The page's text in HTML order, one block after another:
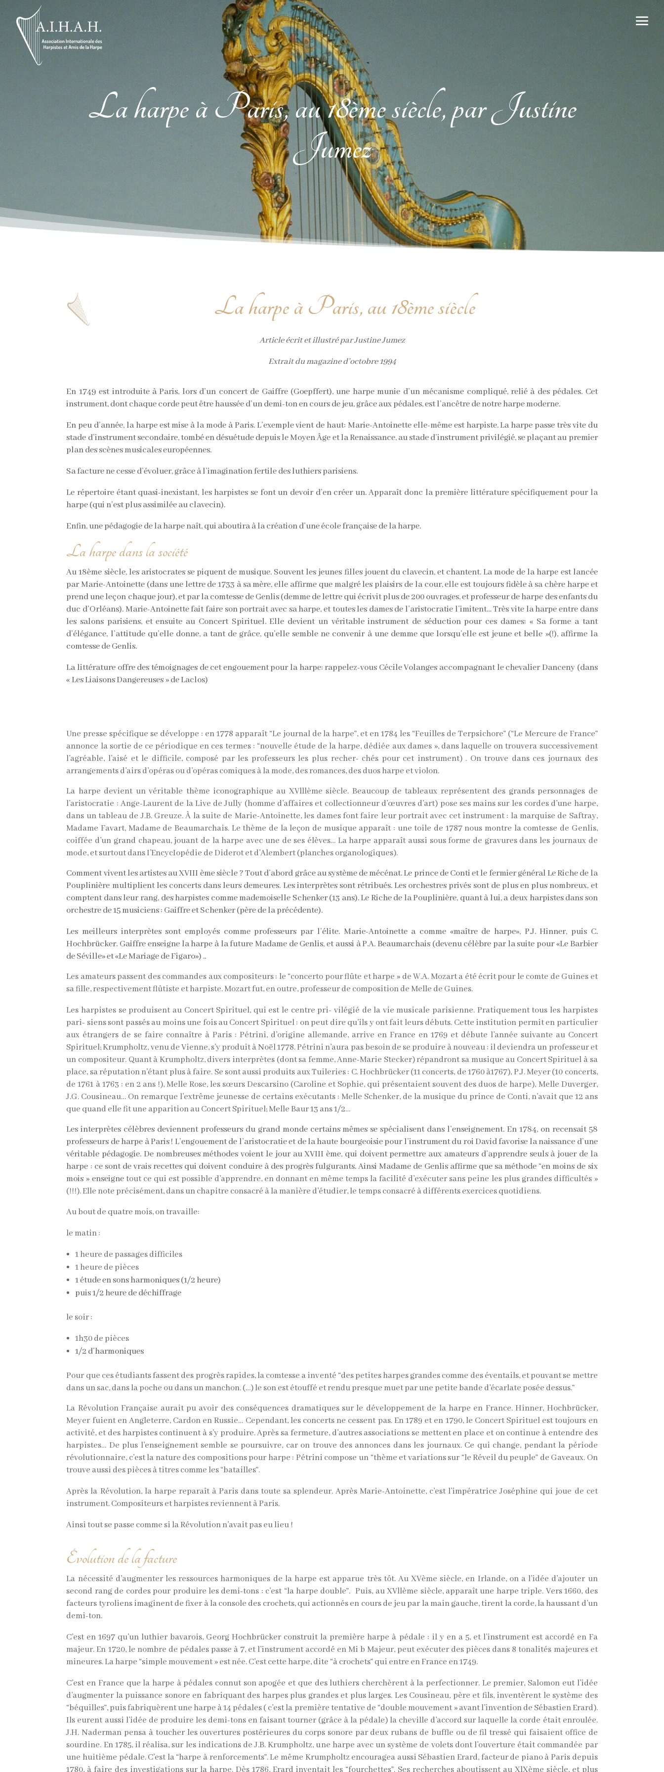
La harpe à Paris, au 18ème siècle, par Justine
Jumez
La harpe à Paris, au 18ème siècle
Article écrit et illustré par Justine Jumez
Extrait du magazine d’octobre 1994
En 1749 est introduite à Paris, lors d’un concert de Gaiffre (Goepffert), une harpe munie d’un mécanisme compliqué, relié à des pédales. Cet
instrument, dont chaque corde peut être haussée d’un demi-ton en cours de jeu, grâce aux pédales, est l’ancêtre de notre harpe moderne.
En peu d’année, la harpe est mise à la mode à Paris. L’exemple vient de haut: Marie-Antoinette elle-même est harpiste. La harpe passe très vite du
stade d’instrument secondaire, tombé en désuétude depuis le Moyen Âge et la Renaissance, au stade d’instrument privilégié, se plaçant au premier
plan des scènes musicales européennes.
Sa facture ne cesse d’évoluer, grâce à l’imagination fertile des luthiers parisiens.
Le répertoire étant quasi-inexistant, les harpistes se font un devoir d’en créer un. Apparaît donc la première littérature spécifiquement pour la
harpe (qui n’est plus assimilée au clavecin).
Enfin, une pédagogie de la harpe naît, qui aboutira à la création d’une école française de la harpe.
La harpe dans la société
Au 18ème siècle, les aristocrates se piquent de musique. Souvent les jeunes filles jouent du clavecin, et chantent. La mode de la harpe est lancée
par Marie-Antoinette (dans une lettre de 1733 à sa mère, elle affirme que malgré les plaisirs de la cour, elle est toujours fidèle à sa chère harpe et
prend une leçon chaque jour), et par la comtesse de Genlis (demme de lettre qui écrivit plus de 200 ouvrages, et professeur de harpe des enfants du
duc d’Orléans). Marie-Antoinette fait faire son portrait avec sa harpe, et toutes les dames de l’aristocratie l’imitent… Très vite la harpe entre dans
les salons parisiens, et ensuite au Concert Spirituel. Elle devient un véritable instrument de séduction pour ces dames: « Sa forme a tant
d’élégance, l’attitude qu’elle donne, a tant de grâce, qu’elle semble ne convenir à une demme que lorsqu’elle est jeune et belle »(!), affirme la
comtesse de Genlis.
La littérature offre des témoignages de cet engouement pour la harpe: rappelez-vous Cécile Volanges accompagnant le chevalier Danceny (dans
« Les Liaisons Dangereuses » de Laclos)
Une presse spécifique se développe : en 1778 apparaît “Le journal de la harpe”, et en 1784 les “Feuilles de Terpsichore” (“Le Mercure de France”
annonce la sortie de ce périodique en ces termes : “nouvelle étude de la harpe, dédiée aux dames », dans laquelle on trouvera successivement
l’agréable, l’aisé et le difficile, composé par les professeurs les plus recher- chés pour cet instrument) . On trouve dans ces journaux des
arrangements d’airs d’opéras ou d’opéras comiques à la mode, des romances, des duos harpe et violon.
La harpe devient un véritable thème iconographique au XVlllème siècle. Beaucoup de tableaux représentent des grands personnages de
l’aristocratie : Ange-Laurent de la Live de Jully (homme d’affaires et collectionneur d’œuvres d’art) pose ses mains sur les cordes d’une harpe,
dans un tableau de J.B. Greuze. À la suite de Marie-Antoinette, les dames font faire leur portrait avec cet instrument : la marquise de Saftray,
Madame Favart, Madame de Beaumarchais. Le thème de la leçon de musique apparaît : une toile de 1787 nous montre la comtesse de Genlis,
coiffée d’un grand chapeau, jouant de la harpe avec une de ses élèves… La harpe apparaît aussi sous forme de gravures dans les journaux de
mode, et surtout dans I’EncycIopédie de Diderot et d’Alembert (planches organologiques).
Comment vivent les artistes au XVIII ème siècle ? Tout d’abord grâce au système de mécénat. Le prince de Conti et le fermier général Le Riche de la
Pouplinière multiplient les concerts dans leurs demeures. Les interprètes sont rétribués. Les orchestres privés sont de plus en plus nombreux, et
comptent dans leur rang, des harpistes comme mademoiselle Schenker (13 ans). Le Riche de la Pouplinière, quant à lui, a deux harpistes dans son
orchestre de 15 musiciens : Gaiffre et Schenker (père de la précédente).
Les meilleurs interprètes sont employés comme professeurs par l’élite. Marie-Antoinette a comme «maître de harpe», P.J. Hinner, puis C.
Hochbrücker. Gaiffre enseigne la harpe à la future Madame de Genlis, et aussi à P.A. Beaumarchais (devenu célèbre par la suite pour «Le Barbier
de Séville» et «LeMariagedeFigaro») ..
Les amateurs passent des commandes aux compositeurs : le “concerto pour flûte et harpe » de W.A. Mozart a été écrit pour le comte de Guines et
sa fille, respectivement flûtiste et harpiste. Mozart fut, en outre, professeur de composition de Melle de Guines.
Les harpistes se produisent au Concert Spirituel, qui est le centre pri- vilégié de la vie musicale parisienne. Pratiquement tous les harpistes
pari- siens sont passés au moins une fois au Concert Spirituel : on peut dire qu’ils y ont fait leurs débuts. Cette institution permit en particulier
aux étrangers de se faire connaître à Paris : Pétrini, d’origine allemande, arrive en France en 1769 et débute l’année suivante au Concert
Spirituel; Krumpholtz, venu de Vienne, s’y produit à Noël 1778. Pétrini n’aura pas besoin de se produire à nouveau : il deviendra un professeur et
un compositeur. Quant à Krumpholtz, divers interprètes (dont sa femme, Anne-Marie Stecker) répandront sa musique au Concert Spirituel à sa
place, sa réputation n’étant plus à faire. Se sont aussi produits aux Tuileries : C. Hochbrücker (11 concerts, de 1760 à1767), P.J. Meyer (10 concerts,
de 1761 à 1763 : en 2 ans !), Melle Rose, les sœurs Descarsino (Caroline et Sophie, qui présentaient souvent des duos de harpe), Melle Duverger,
J.G. Cousineau… On remarque l’extrême jeunesse de certains exécutants : Melle Schenker, de la musique du prince de Conti, n’avait que 12 ans
que quand elle fit une apparition au Concert Spirituel; Melle Baur 13 ans 1/2…
Les interprètes célèbres deviennent professeurs du grand monde certains mêmes se spécialisent dans l’enseignement. En 1784, on recensait 58
professeurs de harpe à Paris ! L’engouement de l’aristocratie et de la haute bourgeoisie pour l’instrument du roi David favorise la naissance d’une
véritable pédagogie. De nombreuses méthodes voient le jour au XVIII ème, qui doivent permettre aux amateurs d’apprendre seuls à jouer de la
harpe : ce sont de vrais recettes qui doivent conduire à des progrès fulgurants. Ainsi Madame de Genlis affirme que sa méthode “en moins de six
mois » enseigne tout ce qui est possible d’apprendre, en donnant en même temps la facilité d’exécuter sans peine les plus grandes difficultés »
(!!!). Elle note précisément, dans un chapitre consacré à la manière d’étudier, le temps consacré à différents exercices quotidiens.
Au bout de quatre mois, on travaille:
le matin :
1 heure de passages difficiles
1 heure de pièces
1 étude en sons harmoniques (1/2 heure)
puis 1/2 heure de déchiffrage
le soir :
1h30 de pièces
1/2 d’harmoniques
Pour que ces étudiants fassent des progrès rapides, la comtesse a inventé “des petites harpes grandes comme des éventails, et pouvant se mettre
dans un sac, dans la poche ou dans un manchon. (…) le son est étouffé et rendu presque muet par une petite bande d’écarlate posée dessus.”
La Révolution Française aurait pu avoir des conséquences dramatiques sur le développement de la harpe en France. Hinner, Hochbrücker,
Meyer fuient en Angleterre, Cardon en Russie… Cependant, les concerts ne cessent pas. En 1789 et en 1790, le Concert Spirituel est toujours en
activité, et des harpistes continuent à s’y produire. Après sa fermeture, d’autres associations se mettent en place et on continue à entendre des
harpistes… De plus l’enseignement semble se poursuivre, car on trouve des annonces dans les journaux. Ce qui change, pendant la période
révolutionnaire, c’est la nature des compositions pour harpe : Pétrini compose un “thème et variations sur “le Réveil du peuple” de Gaveaux. On
trouve aussi des pièces à titres comme les “batailles”.
Après la Révolution, la harpe reparaît à Paris dans toute sa splendeur. Après Marie-Antoinette, c’est l’impératrice Joséphine qui joue de cet
instrument. Compositeurs et harpistes reviennent à Paris.
Ainsi tout se passe comme si la Révolution n’avait pas eu lieu !
Évolution de la facture
La nécessité d’augmenter les ressources harmoniques de la harpe est apparue très tôt. Au XVème siècle, en Irlande, on a l’idée d’ajouter un
second rang de cordes pour produire les demi-tons : c’est “la harpe double”. Puis, au XVllème siècle, apparaît une harpe triple. Vers 1660, des
facteurs tyroliens imaginent de fixer à la console des crochets, qui actionnés en cours de jeu par la main gauche, tirent la corde, la haussant d’un
demi-ton.
C’est en 1697 qu’un luthier bavarois, Georg Hochbrücker construit la première harpe à pédale : il y en a 5, et l’instrument est accordé en Fa
majeur. En 1720, le nombre de pédales passe à 7, et l’instrument accordé en Mi b Majeur, peut exécuter des pièces dans 8 tonalités majeures et
mineures. La harpe “simple mouvement » est née. C’est cette harpe, dite “à crochets” qui entre en France en 1749.
C’est en France que la harpe à pédales connut son apogée et que des luthiers cherchèrent à la perfectionner. Le premier, Salomon eut l’idée
d’augmenter la puissance sonore en fabriquant des harpes plus grandes et plus larges. Les Cousineau, père et fils, inventèrent le système des
“béquilles”, puis fabriquèrent une harpe à 14 pédales ( c’est la première tentative de “double mouvement » avant l’invention de Sébastien Erard).
Ils eurent aussi l’idée de produire les demi-tons en faisant tourner (grâce à la pédale) la cheville d’accord sur laquelle la corde était enroulée.
J.H. Naderman pensa à toucher les ouvertures postérieures du corps sonore par deux rubans de buffle ou de fil tressé qui faisaient office de
sourdine. En 1785, il réalisa, sur les indications de J.B. Krumpholtz, une harpe avec un système de volets dont l’ouverture était commandée par
une huitième pédale. C’est la “harpe à renforcements”. Le même Krumpholtz encouragea aussi Sébastien Erard, facteur de piano à Paris depuis
1780, à faire des investigations sur la harpe. Dès 1786, Erard inventait les “fourchettes”. Ses recherches aboutissent au XlXème siècle, et plus